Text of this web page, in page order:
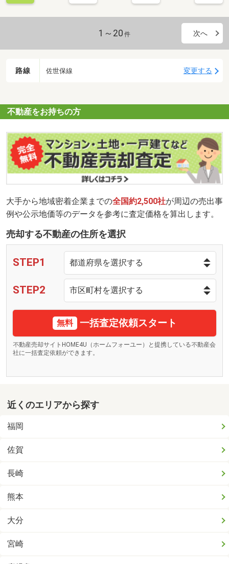
1～20 件 次へ
路線 佐世保線 変更する
不動産をお持ちの方
大手から地域密着企業までの全国約2,500社が周辺の売出事
例や公示地価等のデータを参考に査定価格を算出します。
売却する不動産の住所を選択
STEP1
STEP2
無料 一括査定依頼スタート
不動産売却サイトHOME4U（ホームフォーユー）と提携している不動産会
社に一括査定依頼ができます。
近くのエリアから探す
福岡
佐賀
長崎
熊本
大分
宮崎